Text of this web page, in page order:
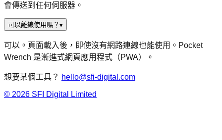
會傳送到任何伺服器。
可以離線使用嗎？ ▾
可以。頁面載入後，即使沒有網路連線也能使用。Pocket
Wrench 是漸進式網頁應用程式（PWA）。
想要某個工具？ hello@sfi-digital.com
© 2026 SFI Digital Limited